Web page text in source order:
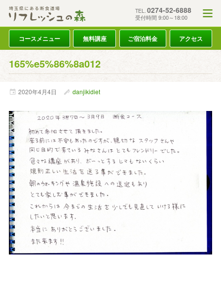
TEL. 0274-52-6888
受付時間 9:00～18:00
コースメニュー 無料講座 ご宿泊料金 アクセス
165%e5%86%8a012
2020年4月4日 danjikidiet